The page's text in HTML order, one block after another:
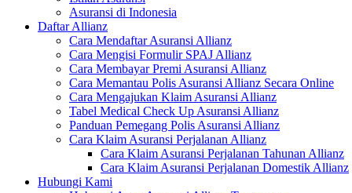
Asuransi di Indonesia
Daftar Allianz
Cara Mendaftar Asuransi Allianz
Cara Mengisi Formulir SPAJ Allianz
Cara Membayar Premi Asuransi Allianz
Cara Memantau Polis Asuransi Allianz Secara Online
Cara Mengajukan Klaim Asuransi Allianz
Tabel Medical Check Up Asuransi Allianz
Panduan Pemegang Polis Asuransi Allianz
Cara Klaim Asuransi Perjalanan Allianz
Cara Klaim Asuransi Perjalanan Tahunan Allianz
Cara Klaim Asuransi Perjalanan Domestik Allianz
Hubungi Kami